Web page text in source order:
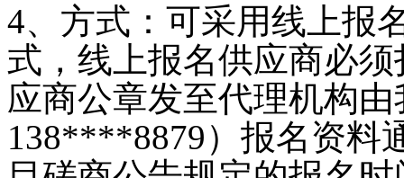
4、 方式： 可采用线上报
式，线上报名供应商必
应商公章发至代理机构
138****8879）报名资料